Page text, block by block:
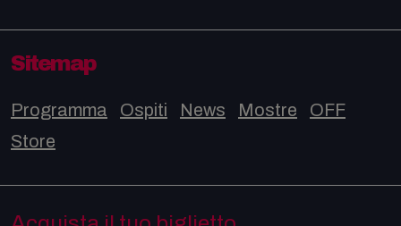
Sitemap
Programma Ospiti News Mostre
OFF
Store